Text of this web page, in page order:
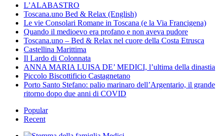
L’ALABASTRO
Toscana.uno Bed & Relax (English)
Le vie Consolari Romane in Toscana (e la Via Francigena)
Quando il medioevo era profano e non aveva pudore
Toscana.uno – Bed & Relax nel cuore della Costa Etrusca
Castellina Marittima
Il Lardo di Colonnata
ANNA MARIA LUISA DE’ MEDICI, l’ultima della dinastia
Piccolo Biscottificio Castagnetano
Porto Santo Stefano: palio marinaro dell’Argentario, il grande
ritorno dopo due anni di COVID
Popular
Recent